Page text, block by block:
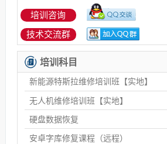
培训咨询
技术交流群
培训科目
新能源特斯拉维修培训班【实地】
无人机维修培训班【实地】
硬盘数据恢复
安卓字库修复课程（远程）